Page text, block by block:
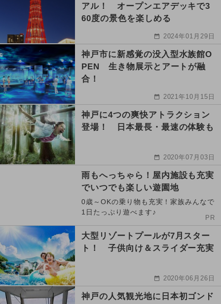
アル！ オープンエアデッキで3
60度の景色を楽しめる
2024年01月29日
神戸市に新感覚の没入型水族館O
PEN 生き物展示とアートが融
合！
2021年10月15日
神戸に4つの爽快アトラクション
登場！ 日本最長・最速の体験も
2020年07月03日
雨もへっちゃら！屋内施設も充実
でいつでも楽しい遊園地
0歳～OKの乗り物も充実！家族みんなで
1日たっぷり遊べます♪
PR
大型リゾートプールが7月スター
ト！ 子供向け＆スライダー充実
2020年06月26日
神戸の人気観光地に日本初ゴンド